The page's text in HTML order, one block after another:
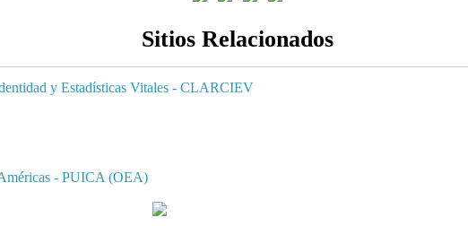
Sitios Relacionados
y Estadísticas Vitales - CLARCIEV
- PUICA (OEA)